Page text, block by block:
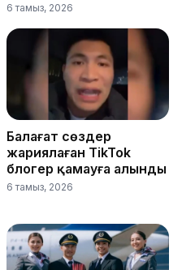
6 тамыз, 2026
Балағат сөздер
жариялаған TikTok
блогер қамауға алынды
6 тамыз, 2026